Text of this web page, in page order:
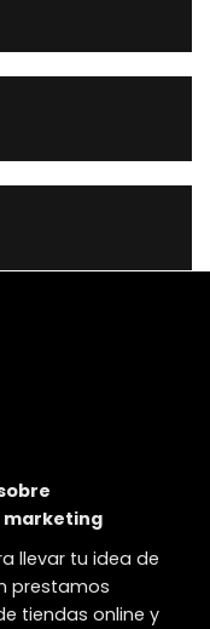
marketing
llevar tu idea de
prestamos
tiendas online y